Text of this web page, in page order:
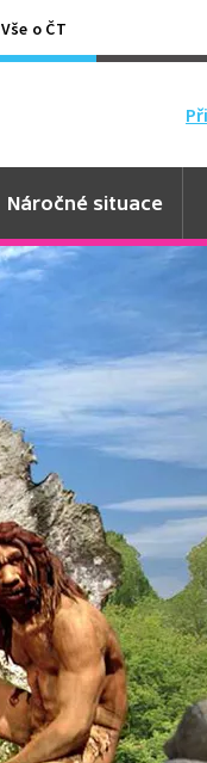
Vše o ČT
Náročné situace